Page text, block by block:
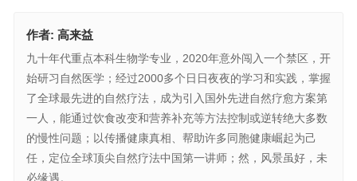
作者: 高来益
九十年代重点本科生物学专业，2020年意外闯入一个禁区，开
始研习自然医学；经过2000多个日日夜夜的学习和实践，掌握
了全球最先进的自然疗法，成为引入国外先进自然疗愈方案第
一人，能通过饮食改变和营养补充等方法控制或逆转绝大多数
的慢性问题；以传播健康真相、帮助许多同胞健康崛起为己
任，定位全球顶尖自然疗法中国第一讲师；然，风景虽好，未
必缘遇。